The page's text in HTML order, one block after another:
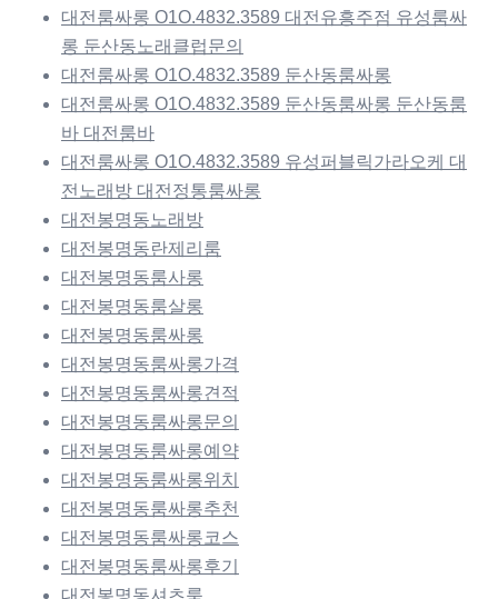
대전룸싸롱 O1O.4832.3589 대전유흥주점 유성룸싸
롱 둔산동노래클럽문의
대전룸싸롱 O1O.4832.3589 둔산동룸싸롱
대전룸싸롱 O1O.4832.3589 둔산동룸싸롱 둔산동룸
바 대전룸바
대전룸싸롱 O1O.4832.3589 유성퍼블릭가라오케 대
전노래방 대전정통룸싸롱
대전봉명동노래방
대전봉명동란제리룸
대전봉명동룸사롱
대전봉명동룸살롱
대전봉명동룸싸롱
대전봉명동룸싸롱가격
대전봉명동룸싸롱견적
대전봉명동룸싸롱문의
대전봉명동룸싸롱예약
대전봉명동룸싸롱위치
대전봉명동룸싸롱추천
대전봉명동룸싸롱코스
대전봉명동룸싸롱후기